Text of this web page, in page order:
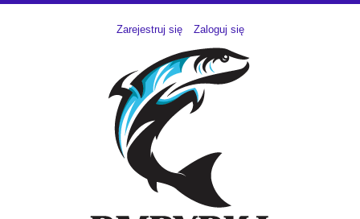
Zarejestruj się Zaloguj się